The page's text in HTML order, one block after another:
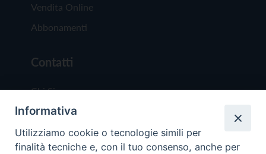
Vendita Online
Abbonamenti
Contatti
Chi Siamo
Redazione
Scrivici
Informativa
Utilizziamo cookie o tecnologie simili per
finalità tecniche e, con il tuo consenso, anche per